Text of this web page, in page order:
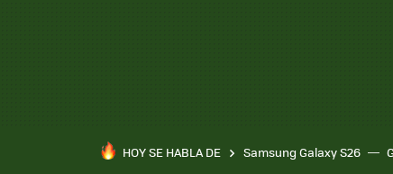
HOY SE HABLA DE Samsung Galaxy S26